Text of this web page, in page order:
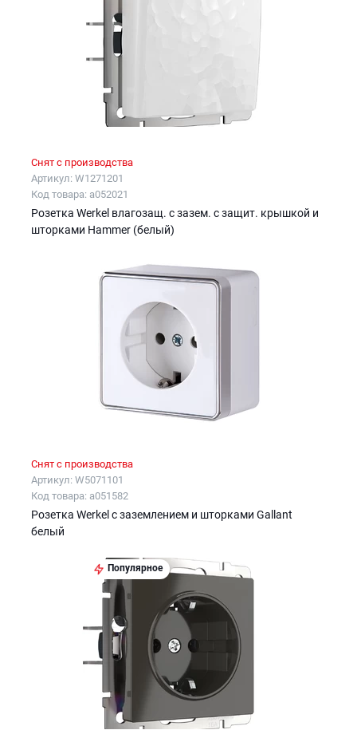
Снят с производства
Артикул: W1271201
Код товара: a052021
Розетка Werkel влагозащ. с зазем. с защит. крышкой и
шторками Hammer (белый)
Снят с производства
Артикул: W5071101
Код товара: a051582
Розетка Werkel с заземлением и шторками Gallant
белый
Популярное